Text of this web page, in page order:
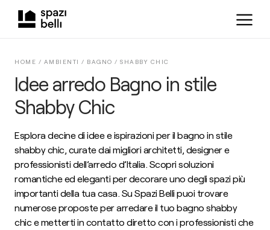
Idee arredo Bagno in stile
Shabby Chic
HOME / AMBIENTI / BAGNO / SHABBY CHIC
Esplora decine di idee e ispirazioni per il bagno in stile
shabby chic, curate dai migliori architetti, designer e
professionisti dell’arredo d’Italia. Scopri soluzioni
romantiche ed eleganti per decorare uno degli spazi più
importanti della tua casa. Su Spazi Belli puoi trovare
numerose proposte per arredare il tuo bagno shabby
chic e metterti in contatto diretto con i professionisti che